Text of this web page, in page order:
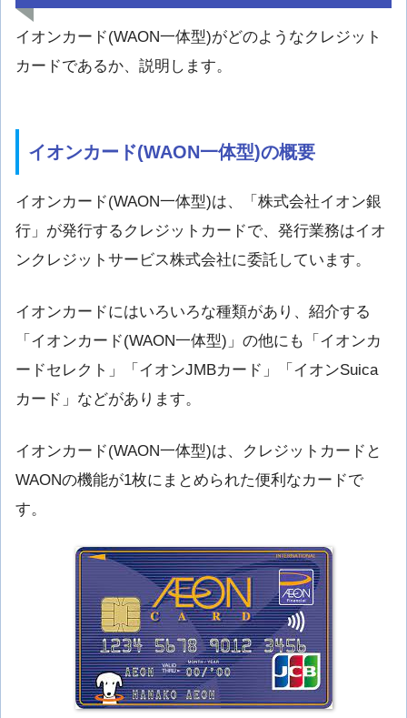
イオンカード(WAON一体型)がどのようなクレジット
カードであるか、説明します。
イオンカード(WAON一体型)の概要
イオンカード(WAON一体型)は、「株式会社イオン銀
行」が発行するクレジットカードで、発行業務はイオ
ンクレジットサービス株式会社に委託しています。
イオンカードにはいろいろな種類があり、紹介する
「イオンカード(WAON一体型)」の他にも「イオンカ
ードセレクト」「イオンJMBカード」「イオンSuica
カード」などがあります。
イオンカード(WAON一体型)は、クレジットカードと
WAONの機能が1枚にまとめられた便利なカードで
す。